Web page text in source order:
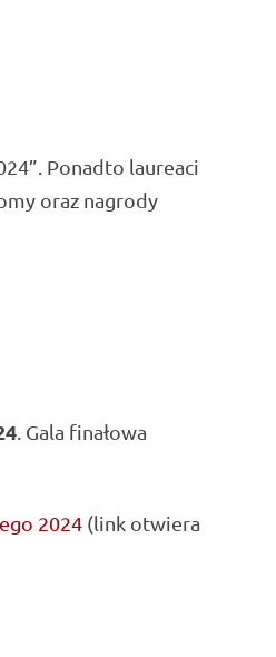
Ponadto laureaci
oraz nagrody
. Gala finałowa
2024(link otwiera